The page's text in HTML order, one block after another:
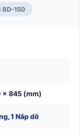
BD-150
x 845 (mm)
1 Nắp dỡ